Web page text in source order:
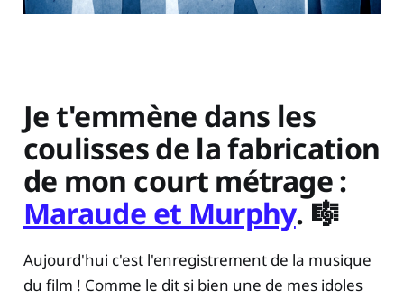
Je t'emmène dans les
coulisses de la fabrication
de mon court métrage :
Maraude et Murphy. 🎼
Aujourd'hui c'est l'enregistrement de la musique
du film ! Comme le dit si bien une de mes idoles